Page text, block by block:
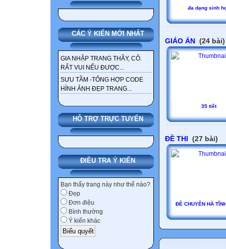
CÁC Ý KIẾN MỚI NHẤT
GIA NHẬP TRANG THẦY, CÔ.
RẤT VUI NẾU ĐƯỢC...
SƯU TẦM -TỔNG HỢP CODE
HÌNH ẢNH ĐẸP TRANG...
HỖ TRỢ TRỰC TUYẾN
ĐIỀU TRA Ý KIẾN
Bạn thấy trang này như thế nào?
Đẹp
Đơn điệu
Bình thường
Ý kiến khác
đa dạng sinh
GIÁO ÁN (24 bài)
35 tiết
ĐỀ THI (27 bài)
ĐỀ CHUYÊN HÀ